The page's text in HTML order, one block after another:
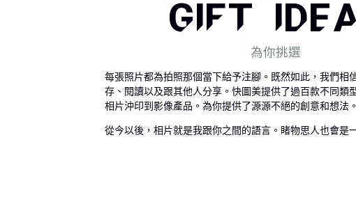
GIFT
為你挑選
每張照片都為拍照那個當下給予注腳。既然如此，我們相
存、閱讀以及跟其他人分享。快圖美提供了過百款不同類
相片沖印到影像產品。為你提供了源源不絕的創意和想法。
從今以後，相片就是我跟你之間的語言。睹物思人也會是